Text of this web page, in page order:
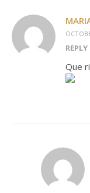
REPLY
Que